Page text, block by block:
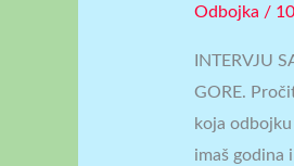
Odbojka /
INTERVJU
GORE.
koja
imaš godina